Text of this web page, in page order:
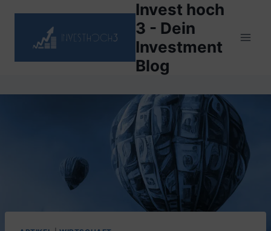
springen
Invest hoch
3 - Dein
Investment
Blog